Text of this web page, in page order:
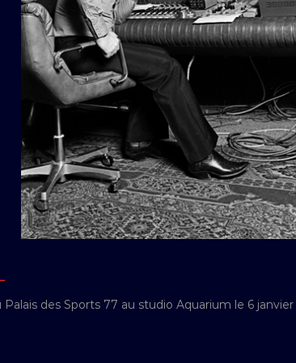
des Sports 77 au studio Aquarium le 6 janvier